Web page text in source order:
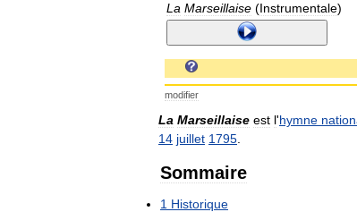
La Marseillaise (Instrumentale)
modifier
La Marseillaise est l'hymne
14 juillet 1795
Sommaire
1 Historique